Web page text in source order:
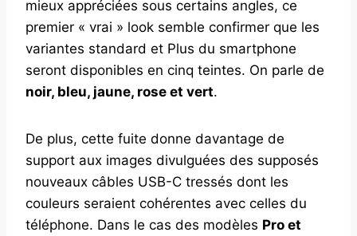
mieux appréciées sous certains angles, ce
premier « vrai » look semble confirmer que les
variantes standard et Plus du smartphone
seront disponibles en cinq teintes. On parle de
noir, bleu, jaune, rose et vert.
De plus, cette fuite donne davantage de
support aux images divulguées des supposés
nouveaux câbles USB-C tressés dont les
couleurs seraient cohérentes avec celles du
téléphone. Dans le cas des modèles Pro et